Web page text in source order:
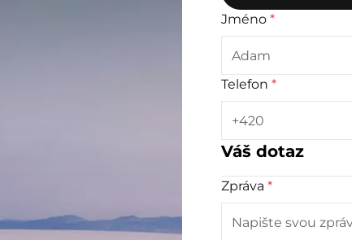
Jméno *
Telefon *
Váš dotaz
Zpráva *